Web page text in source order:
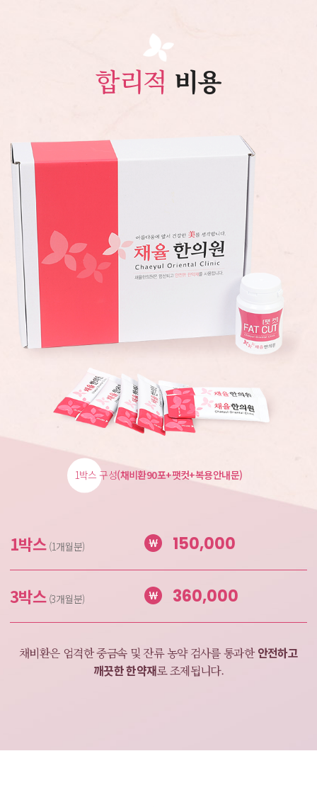
합리적 비용
1박스 구성(채비환90포+팻컷+복용안내문)
1박스(1개월분) 150,000
3박스(3개월분) 360,000
채비환은 엄격한 중금속 및 잔류 농약 검사를통과한안전하고
깨끗한 한약재로 조제됩니다.